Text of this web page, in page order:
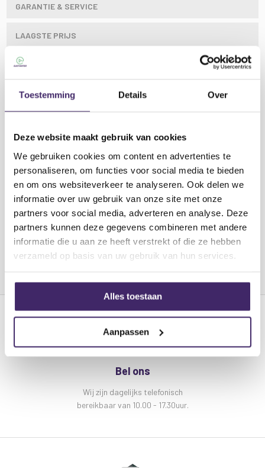
Toestemming Details Over
Deze website maakt gebruik van cookies
We gebruiken cookies om content en advertenties te
personaliseren, om functies voor social media te bieden
en om ons websiteverkeer te analyseren. Ook delen we
informatie over uw gebruik van onze site met onze
partners voor social media, adverteren en analyse. Deze
partners kunnen deze gegevens combineren met andere
informatie die u aan ze heeft verstrekt of die ze hebben
verzameld op basis van uw gebruik van hun services.
Alles toestaan
Aanpassen
GARANTIE & SERVICE
LAAGSTE PRIJS
Een hoogwaardige digitale geluidsniveaumeter. Ideaal
voor het meten van geluidsniveaus in kantoren,
industriële omgevingen, luchthavens, openbare
gebouwen, enz.
Voldoet aan de norm EN61326-1:2013
12,5 mm Ø electret-condensatormicrofoon
Weergave met stappen van 0,1 dB op een 4-
cijferig LCD-scherm
Snelle (125 ms) en langzame (1 sec) tijd en A- en
C-weging
Geleverd in een stevige kunststof koffer met
Kenmerken Mercury Digitale decibel meter :
Nauwkeurigheid:±1,5dB
Oplossing:
0,1 dB
Lees meer
Bel ons
Wij zijn dagelijks telefonisch
bereikbaar van 10.00 - 17.30uur.